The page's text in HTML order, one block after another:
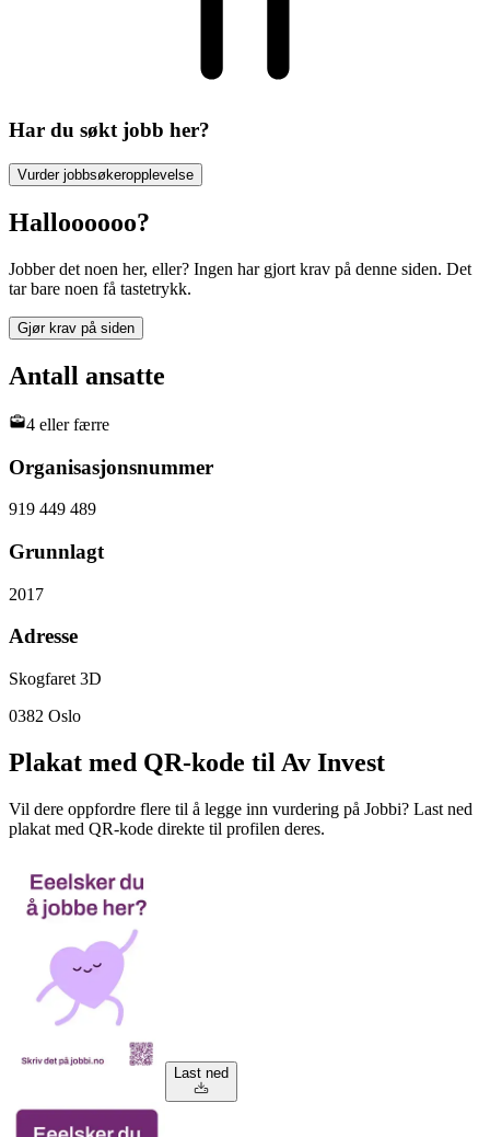
Har du søkt jobb her?
Vurder jobbsøkeropplevelse
Halloooooo?
Jobber det noen her, eller? Ingen har gjort krav på denne siden. Det
tar bare noen få tastetrykk.
Gjør krav på siden
Antall ansatte
4 eller færre
Organisasjonsnummer
919 449 489
Grunnlagt
2017
Adresse
Skogfaret 3D
0382 Oslo
Plakat med QR-kode til Av Invest
Vil dere oppfordre flere til å legge inn vurdering på Jobbi? Last ned
plakat med QR-kode direkte til profilen deres.
Last ned